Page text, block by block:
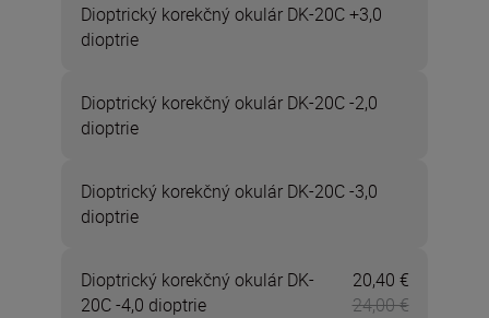
Dioptrický korekčný okulár DK-20C +3,0
dioptrie
Dioptrický korekčný okulár DK-20C -2,0
dioptrie
Dioptrický korekčný okulár DK-20C -3,0
dioptrie
Dioptrický korekčný okulár DK-
20C -4,0 dioptrie
Teraz
20,40 €
24,00 €